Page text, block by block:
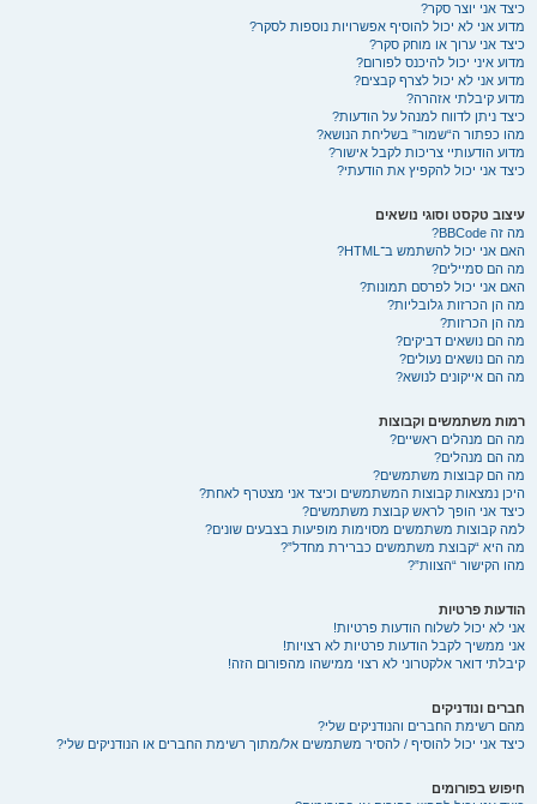
כיצד אני יוצר סקר?
מדוע אני לא יכול להוסיף אפשרויות נוספות לסקר?
כיצד אני ערוך או מוחק סקר?
מדוע איני יכול להיכנס לפורום?
מדוע אני לא יכול לצרף קבצים?
מדוע קיבלתי אזהרה?
כיצד ניתן לדווח למנהל על הודעות?
מהו כפתור ה“שמור” בשליחת הנושא?
מדוע הודעותיי צריכות לקבל אישור?
כיצד אני יכול להקפיץ את הודעתי?
עיצוב טקסט וסוגי נושאים
מה זה BBCode?
האם אני יכול להשתמש ב־HTML?
מה הם סמיילים?
האם אני יכול לפרסם תמונות?
מה הן הכרזות גלובליות?
מה הן הכרזות?
מה הם נושאים דביקים?
מה הם נושאים נעולים?
מה הם אייקונים לנושא?
רמות משתמשים וקבוצות
מה הם מנהלים ראשיים?
מה הם מנהלים?
מה הם קבוצות משתמשים?
היכן נמצאות קבוצות המשתמשים וכיצד אני מצטרף לאחת?
כיצד אני הופך לראש קבוצת משתמשים?
למה קבוצות משתמשים מסוימות מופיעות בצבעים שונים?
מה היא “קבוצת משתמשים כברירת מחדל”?
מהו הקישור “הצוות”?
הודעות פרטיות
אני לא יכול לשלוח הודעות פרטיות!
אני ממשיך לקבל הודעות פרטיות לא רצויות!
קיבלתי דואר אלקטרוני לא רצוי ממישהו מהפורום הזה!
חברים ונודניקים
מהם רשימת החברים והנודניקים שלי?
כיצד אני יכול להוסיף / להסיר משתמשים אל/מתוך רשימת החברים או הנודניקים שלי?
חיפוש בפורומים